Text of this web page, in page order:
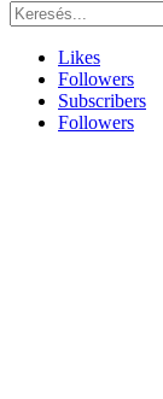
Likes
Followers
Subscribers
Followers